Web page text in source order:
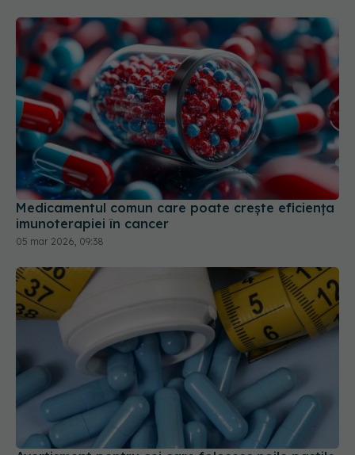
Medicamentul comun care poate crește eficiența
imunoterapiei în cancer
05 mar 2026, 09:38
Avertisment pentru cei care folosesc noile pastile
pentru slăbit. Greșeala făcută de mulți la micul
dejun
14 iul 2026, 18:23